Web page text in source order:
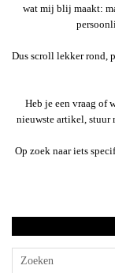
wat mij blij maakt:
Dus scroll lekker rond,
Heb je een vraag of
nieuwste artikel, stuur
Op zoek naar iets